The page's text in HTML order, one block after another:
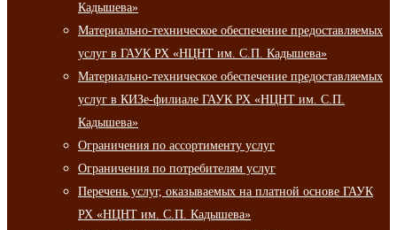
Кадышева»
Материально-техническое обеспечение предоставляемых
услуг в ГАУК РХ «НЦНТ им. С.П. Кадышева»
Материально-техническое обеспечение предоставляемых
услуг в КИЗе-филиале ГАУК РХ «НЦНТ им. С.П.
Кадышева»
Ограничения по ассортименту услуг
Ограничения по потребителям услуг
Перечень услуг, оказываемых на платной основе ГАУК
РХ «НЦНТ им. С.П. Кадышева»